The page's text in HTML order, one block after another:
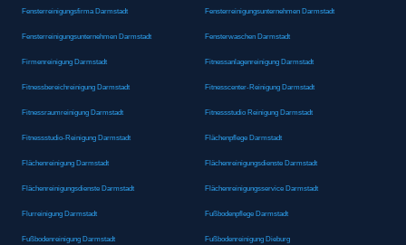
Fensterreinigungsfirma Darmstadt Fensterreinigungsunternehmen Darmstadt
Fensterreinigungsunternehmen Darmstadt Fensterwaschen Darmstadt
Firmenreinigung Darmstadt Fitnessanlagenreinigung Darmstadt
Fitnessbereichreinigung Darmstadt Fitnesscenter-Reinigung Darmstadt
Fitnessraumreinigung Darmstadt Fitnessstudio Reinigung Darmstadt
Fitnessstudio-Reinigung Darmstadt Flächenpflege Darmstadt
Flächenreinigung Darmstadt Flächenreinigungsdienste Darmstadt
Flächenreinigungsdienste Darmstadt Flächenreinigungsservice Darmstadt
Flurreinigung Darmstadt Fußbodenpflege Darmstadt
Fußbodenreinigung Darmstadt Fußbodenreinigung Dieburg